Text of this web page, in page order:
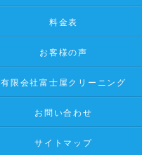
料金表
お客様の声
有限会社富士屋クリーニング
お問い合わせ
サイトマップ